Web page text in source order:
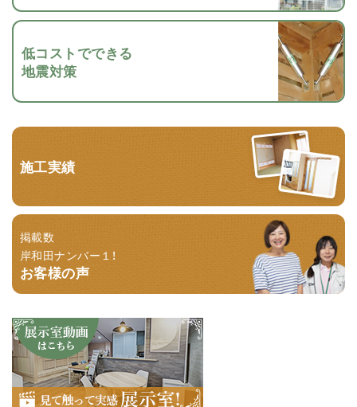
低コストでできる
地震対策
施工実績
掲載数
岸和田ナンバー１！
お客様の声